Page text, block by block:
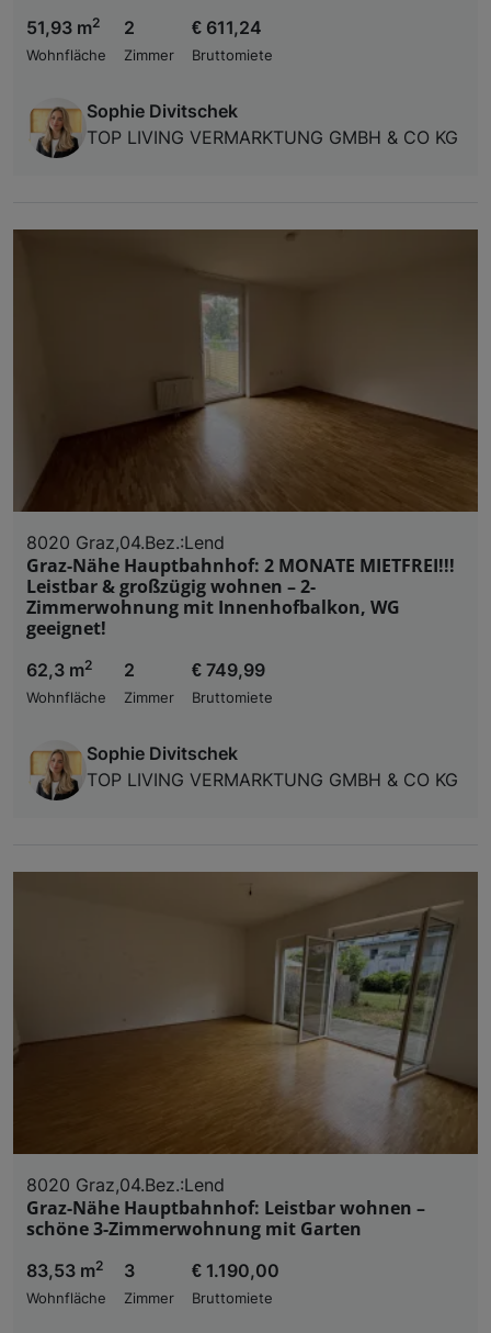
51,93 m2
Wohnfläche
2
Zimmer
€ 611,24
Bruttomiete
Sophie Divitschek
TOP LIVING VERMARKTUNG GMBH & CO KG
8020 Graz,04.Bez.:Lend
Graz-Nähe Hauptbahnhof: 2 MONATE MIETFREI!!!
Leistbar & großzügig wohnen – 2-
Zimmerwohnung mit Innenhofbalkon, WG
geeignet!
62,3 m2
Wohnfläche
2
Zimmer
€ 749,99
Bruttomiete
Sophie Divitschek
TOP LIVING VERMARKTUNG GMBH & CO KG
8020 Graz,04.Bez.:Lend
Graz-Nähe Hauptbahnhof: Leistbar wohnen –
schöne 3-Zimmerwohnung mit Garten
83,53 m2
Wohnfläche
3
Zimmer
€ 1.190,00
Bruttomiete